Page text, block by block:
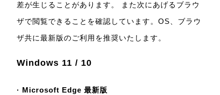
差が生じることがあります。 また次にあげるブラウ
ザで閲覧できることを確認しています。OS、ブラウ
ザ共に最新版のご利用を推奨いたします。
Windows 11 / 10
· Microsoft Edge 最新版